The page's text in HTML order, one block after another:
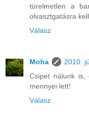
türelmetlen a
olvasztgatásra
Válasz
Moha
2010.
Csipet nálunk is,
mennyei lett!
Válasz